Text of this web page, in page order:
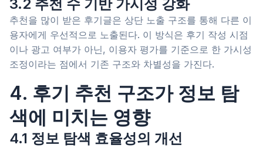
3.2 추천 수 기반 가시성 강화
추천을 많이 받은 후기글은 상단 노출 구조를 통해 다른 이
용자에게 우선적으로 노출된다. 이 방식은 후기 작성 시점
이나 광고 여부가 아닌, 이용자 평가를 기준으로 한 가시성
조정이라는 점에서 기존 구조와 차별성을 가진다.
4. 후기 추천 구조가 정보 탐
색에 미치는 영향
4.1 정보 탐색 효율성의 개선